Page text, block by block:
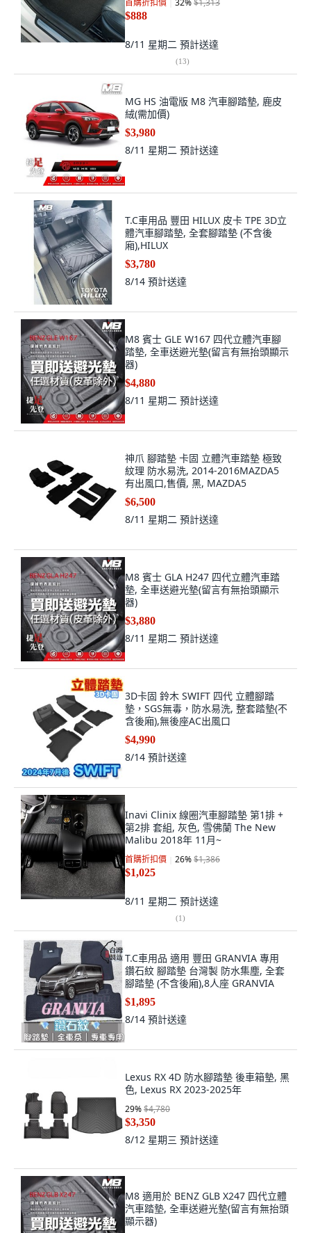
首購折扣價 32%$1,313
$888
8/11 星期二 預計送達
(13)
MG HS 油電版 M8 汽車腳踏墊, 鹿皮
絨(需加價)
$3,980
8/11 星期二 預計送達
T.C車用品 豐田 HILUX 皮卡 TPE 3D立
體汽車腳踏墊, 全套腳踏墊 (不含後
廂),HILUX
$3,780
8/14 預計送達
M8 賓士 GLE W167 四代立體汽車腳
踏墊, 全車送避光墊(留言有無抬頭顯示
器)
$4,880
8/11 星期二 預計送達
神爪 腳踏墊 卡固 立體汽車踏墊 極致
紋理 防水易洗, 2014-2016MAZDA5
有出風口,售價, 黑, MAZDA5
$6,500
8/11 星期二 預計送達
M8 賓士 GLA H247 四代立體汽車踏
墊, 全車送避光墊(留言有無抬頭顯示
器)
$3,880
8/11 星期二 預計送達
3D卡固 鈴木 SWIFT 四代 立體腳踏
墊，SGS無毒，防水易洗, 整套踏墊(不
含後廂),無後座AC出風口
$4,990
8/14 預計送達
Inavi Clinix 線圈汽車腳踏墊 第1排 +
第2排 套組, 灰色, 雪佛蘭 The New
Malibu 2018年 11月~
首購折扣價 26%$1,386
$1,025
8/11 星期二 預計送達
(1)
T.C車用品 適用 豐田 GRANVIA 專用
鑽石紋 腳踏墊 台灣製 防水集塵, 全套
腳踏墊 (不含後廂),8人座 GRANVIA
$1,895
8/14 預計送達
Lexus RX 4D 防水腳踏墊 後車箱墊, 黑
色, Lexus RX 2023-2025年
29%$4,780
$3,350
8/12 星期三 預計送達
M8 適用於 BENZ GLB X247 四代立體
汽車踏墊, 全車送避光墊(留言有無抬頭
顯示器)